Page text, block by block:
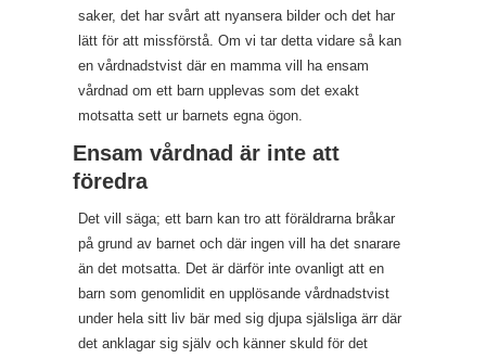
saker, det har svårt att nyansera bilder och det har
lätt för att missförstå. Om vi tar detta vidare så kan
en vårdnadstvist där en mamma vill ha ensam
vårdnad om ett barn upplevas som det exakt
motsatta sett ur barnets egna ögon.
Ensam vårdnad är inte att
föredra
Det vill säga; ett barn kan tro att föräldrarna bråkar
på grund av barnet och där ingen vill ha det snarare
än det motsatta. Det är därför inte ovanligt att en
barn som genomlidit en upplösande vårdnadstvist
under hela sitt liv bär med sig djupa själsliga ärr där
det anklagar sig själv och känner skuld för det